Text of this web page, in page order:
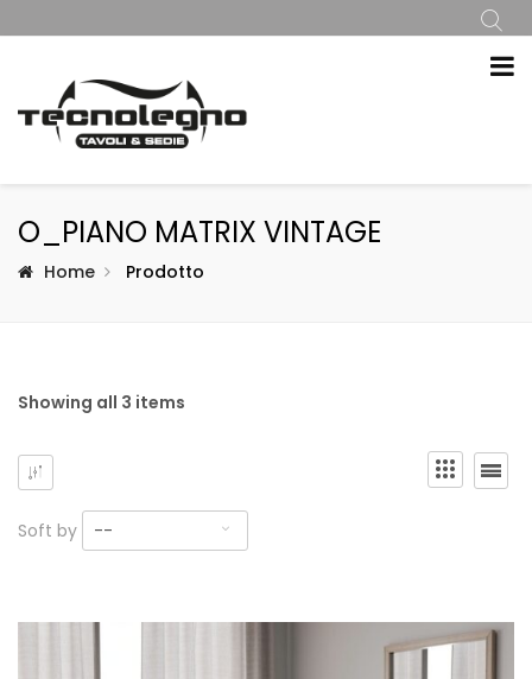
O_PIANO MATRIX VINTAGE
Home Prodotto
Showing all 3 items
Soft by --